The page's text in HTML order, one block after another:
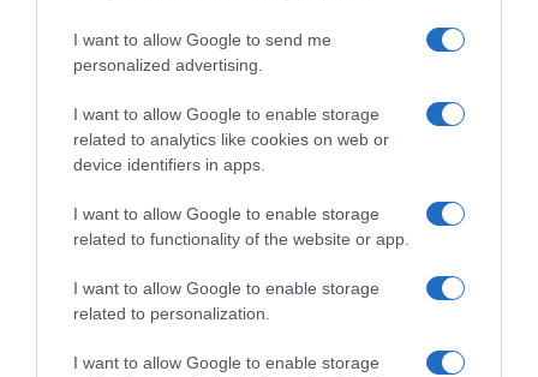
I want to allow Google to send me
personalized advertising.
I want to allow Google to enable storage
related to analytics like cookies on web or
device identifiers in apps.
I want to allow Google to enable storage
related to functionality of the website or app.
I want to allow Google to enable storage
related to personalization.
I want to allow Google to enable storage
ΚΚΕ: Να εφαρμοστεί άμεσα η απόφαση του
Αρείου Πάγου για τον υπολογισμό των τόκων
στις ρυθμίσεις του νόμου Κατσέλη